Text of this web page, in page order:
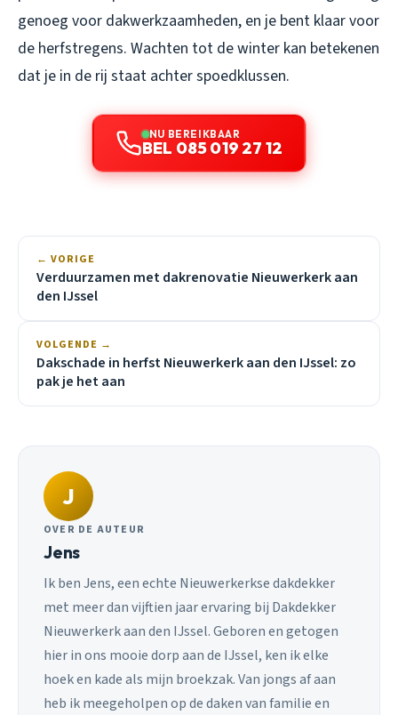
genoeg voor dakwerkzaamheden, en je bent klaar voor
de herfstregens. Wachten tot de winter kan betekenen
dat je in de rij staat achter spoedklussen.
NU BEREIKBAAR
BEL 085 019 27 12
← VORIGE
Verduurzamen met dakrenovatie Nieuwerkerk aan
den IJssel
VOLGENDE →
Dakschade in herfst Nieuwerkerk aan den IJssel: zo
pak je het aan
J
OVER DE AUTEUR
Jens
Ik ben Jens, een echte Nieuwerkerkse dakdekker
met meer dan vijftien jaar ervaring bij Dakdekker
Nieuwerkerk aan den IJssel. Geboren en getogen
hier in ons mooie dorp aan de IJssel, ken ik elke
hoek en kade als mijn broekzak. Van jongs af aan
heb ik meegeholpen op de daken van familie en